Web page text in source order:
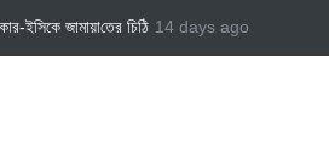
জামায়াত এমপি গাজী নজরুল ইসলামকে দল থেকে বহিষ্কার
14 days ago